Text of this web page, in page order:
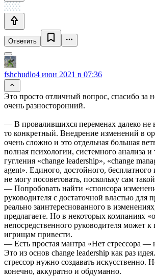
Ответить
fshchudlo4 июн 2021 в 07:36
Это просто отличный вопрос, спасибо за
очень разносторонний.
— В провалившихся переменах далеко не
то конкретный. Внедрение изменений в
очень сложно и это отдельная большая
полная психологии, системного анализа
гугления «change leadership», «change
agent». Единого, достойного, бесплатного
не могу посоветовать, поскольку сам
— Попробовать найти «спонсора
руководителя с достаточной властью для
реально заинтереснованного в
предлагаете. Но в некоторых компаниях
непосредственного руководителя может
игрищам привести.
— Есть простая мантра «Нет стрессора —
Это из основ change leadership как раз
стрессор нужно создавать искусственно.
конечно, аккуратно и обдуманно.